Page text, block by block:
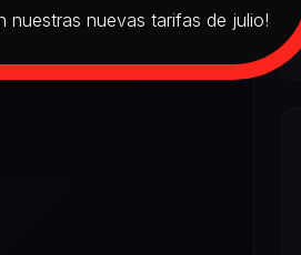
nuestras nuevas tarifas de julio!